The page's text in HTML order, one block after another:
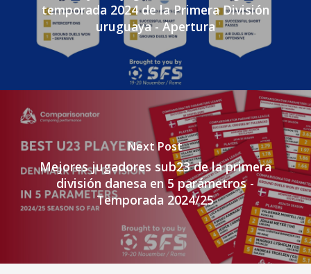
temporada 2024 de la Primera División
uruguaya - Apertura
Next Post
Mejores jugadores sub23 de la primera
división danesa en 5 parámetros -
Temporada 2024/25